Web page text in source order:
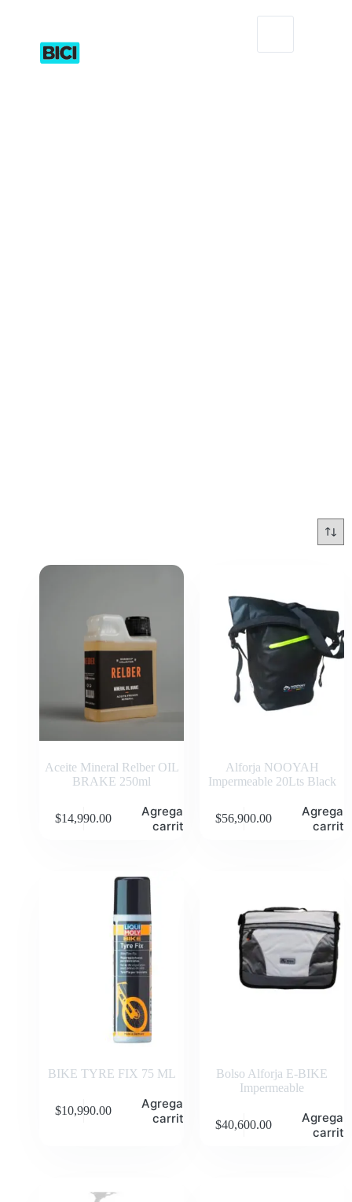
Aceite Mineral Relber OIL
BRAKE 250ml
$14,990.00
Agregar al
carrito
Alforja NOOYAH
Impermeable 20Lts Black
$56,900.00
Agregar
carrito
BIKE TYRE FIX 75 ML
$10,990.00
Agregar al
carrito
Bolso Alforja E-BIKE
Impermeable
$40,600.00
Agregar
carrito